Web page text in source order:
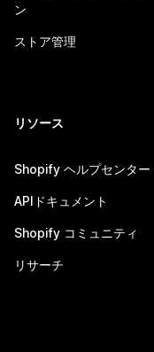
ン
ストア管理
リソース
Shopify ヘルプセンター
APIドキュメント
Shopify コミュニティ
リサーチ